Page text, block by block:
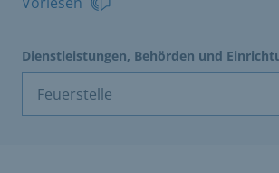
Dienstleistungen, Behörden und